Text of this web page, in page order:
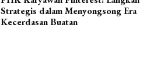
Strategis dalam Menyongsong Era
Kecerdasan Buatan